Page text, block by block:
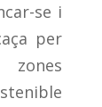
se i
per